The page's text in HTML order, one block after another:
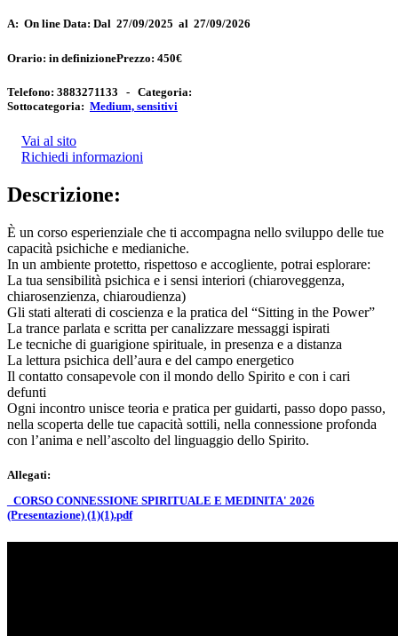
A: On line Data: Dal 27/09/2025 al 27/09/2026
Orario: in definizionePrezzo: 450€
Telefono: 3883271133 - Categoria:
Sottocategoria: Medium, sensitivi
Vai al sito
Richiedi informazioni
Descrizione:
È un corso esperienziale che ti accompagna nello sviluppo delle tue
capacità psichiche e medianiche.
In un ambiente protetto, rispettoso e accogliente, potrai esplorare:
La tua sensibilità psichica e i sensi interiori (chiaroveggenza,
chiarosenzienza, chiaroudienza)
Gli stati alterati di coscienza e la pratica del “Sitting in the Power”
La trance parlata e scritta per canalizzare messaggi ispirati
Le tecniche di guarigione spirituale, in presenza e a distanza
La lettura psichica dell’aura e del campo energetico
Il contatto consapevole con il mondo dello Spirito e con i cari
defunti
Ogni incontro unisce teoria e pratica per guidarti, passo dopo passo,
nella scoperta delle tue capacità sottili, nella connessione profonda
con l’anima e nell’ascolto del linguaggio dello Spirito.
Allegati:
_CORSO CONNESSIONE SPIRITUALE E MEDINITA' 2026
(Presentazione) (1)(1).pdf